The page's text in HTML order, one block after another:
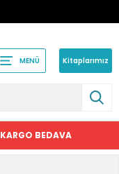
MENÜ Kitaplarımız
KARGO BEDAVA